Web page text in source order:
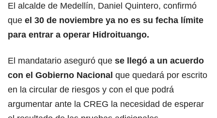
El alcalde de Medellín, Daniel Quintero, confirmó
que el 30 de noviembre ya no es su fecha límite
para entrar a operar Hidroituango.
El mandatario aseguró que se llegó a un acuerdo
con el Gobierno Nacional que quedará por escrito
en la circular de riesgos y con el que podrá
argumentar ante la CREG la necesidad de esperar